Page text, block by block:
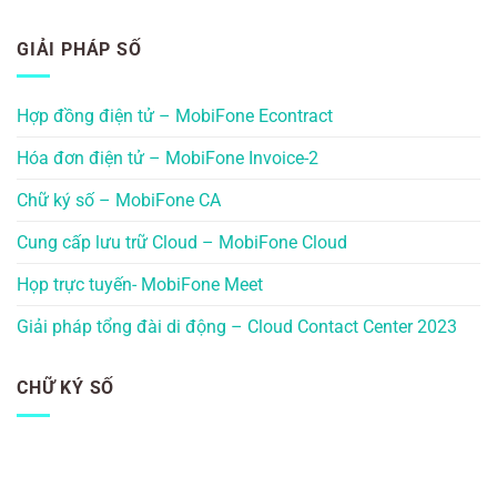
GIẢI PHÁP SỐ
Hợp đồng điện tử – MobiFone Econtract
Hóa đơn điện tử – MobiFone Invoice-2
Chữ ký số – MobiFone CA
Cung cấp lưu trữ Cloud – MobiFone Cloud
Họp trực tuyến- MobiFone Meet
Giải pháp tổng đài di động – Cloud Contact Center 2023
CHỮ KÝ SỐ